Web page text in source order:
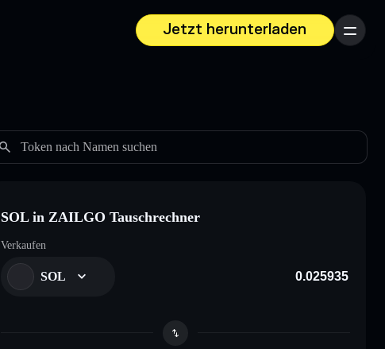
Jetzt herunterladen
Menü
Token nach Namen suchen
SOL in ZAILGO Tauschrechner
Verkaufen
SOL